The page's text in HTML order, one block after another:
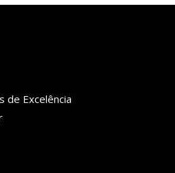
de Excelência